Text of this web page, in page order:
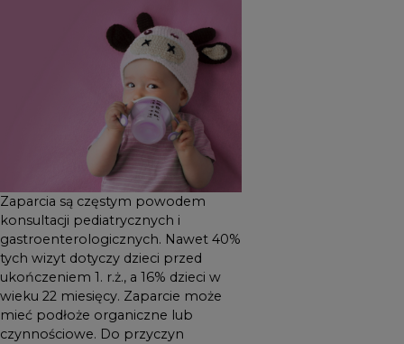
czynnościowe. Do przyczyn
organicznych zalicza się m.in.
chorobę Hirschsprunga,
choroby endokrynologiczne,
metaboliczne,
neurologiczne, przeszkodę
mechaniczną,
nieprawidłowości
anatomiczne czy też
stosowanie niektórych leków.
Prawie 95% przypadków
zaparć to zaparcia
czynnościowe, określane
również jako zaparcia
nawykowe, nie wymagające
Zaparcia są częstym powodem
konsultacji pediatrycznych i
gastroenterologicznych. Nawet 40%
tych wizyt dotyczy dzieci przed
ukończeniem 1. r.ż., a 16% dzieci w
wieku 22 miesięcy. Zaparcie może
mieć podłoże organiczne lub
czynnościowe. Do przyczyn